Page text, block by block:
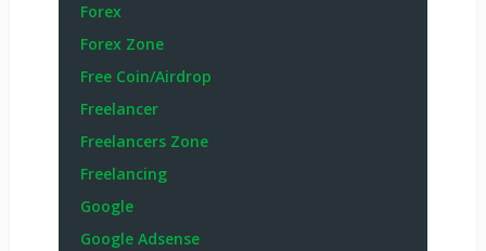
Forex
Forex Zone
Free Coin/Airdrop
Freelancer
Freelancers Zone
Freelancing
Google
Google Adsense